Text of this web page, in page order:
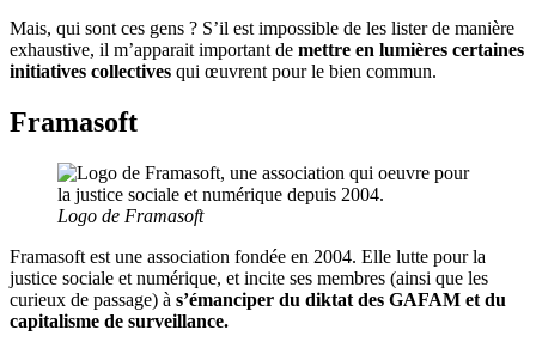
Mais, qui sont ces gens ? S’il est impossible de les lister de manière
exhaustive, il m’apparait important de mettre en lumières certaines
initiatives collectives qui œuvrent pour le bien commun.
Framasoft
Logo de Framasoft
Framasoft est une association fondée en 2004. Elle lutte pour la
justice sociale et numérique, et incite ses membres (ainsi que les
curieux de passage) à s’émanciper du diktat des GAFAM et du
capitalisme de surveillance.